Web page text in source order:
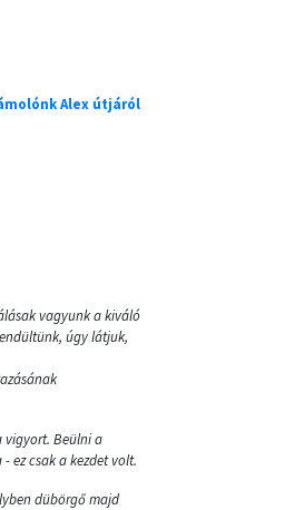
Alex útjáról
vagyunk a kiváló
úgy látjuk,
vigyort. Beülni a
ez csak a kezdet volt.
dübörgő majd